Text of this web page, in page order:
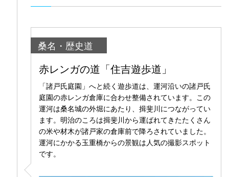
桑名・歴史道
赤レンガの道「住吉遊歩道」
「諸戸氏庭園」へと続く遊歩道は、運河沿いの諸戸氏
庭園の赤レンガ倉庫に合わせ整備されています。この
運河は桑名城の外堀にあたり、揖斐川につながってい
ます。明治のころは揖斐川から運ばれてきたたくさん
の米や材木が諸戸家の倉庫前で降ろされていました。
運河にかかる玉重橋からの景観は人気の撮影スポット
です。